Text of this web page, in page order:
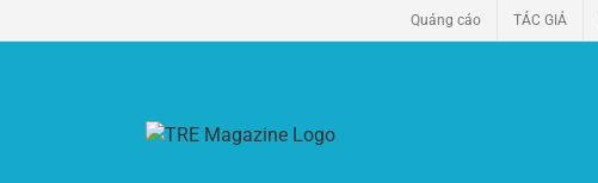
to
Quảng cáo TÁC GIẢ